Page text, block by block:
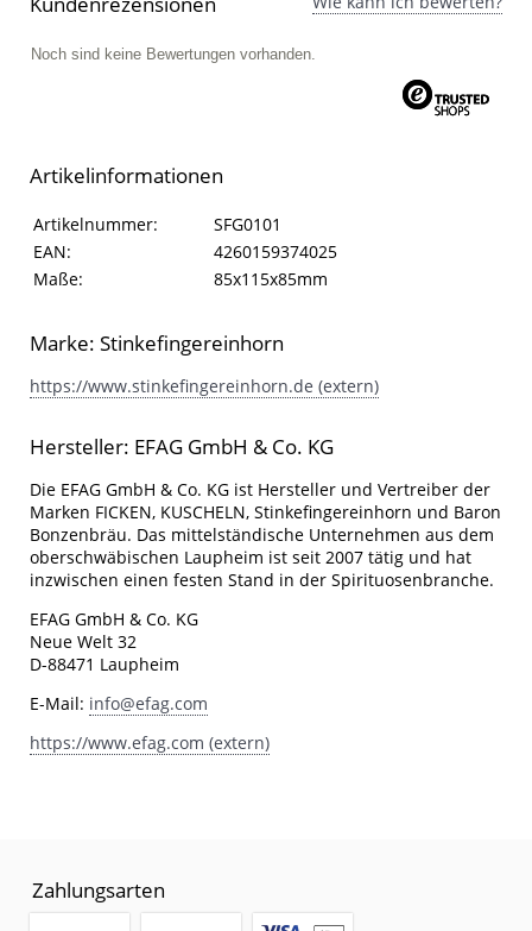
Noch sind keine Bewertungen vorhanden.
Artikelinformationen
Artikelinformationen
Eigenschaft Wert
Artikelnummer:
SFG0101
EAN:
4260159374025
Maße:
85x115x85mm
Marke: Stinkefingereinhorn
https://www.stinkefingereinhorn.de (extern)
Hersteller: EFAG GmbH & Co. KG
Die EFAG GmbH & Co. KG ist Hersteller und Vertreiber der
Marken FICKEN, KUSCHELN, Stinkefingereinhorn und Baron
Bonzenbräu. Das mittelständische Unternehmen aus dem
oberschwäbischen Laupheim ist seit 2007 tätig und hat
inzwischen einen festen Stand in der Spirituosenbranche.
EFAG GmbH & Co. KG
Neue Welt 32
D-88471 Laupheim
E-Mail: info@efag.com
https://www.efag.com (extern)
Zahlungsarten